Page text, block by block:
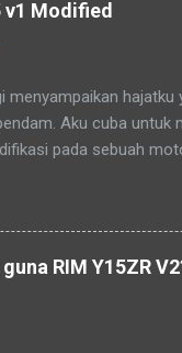
v1 Modified
menyampaikan hajatku
Aku cuba untuk
pada sebuah
ia menjadi lukisan,
masa dahulu. Biarlah
RIM Y15ZR